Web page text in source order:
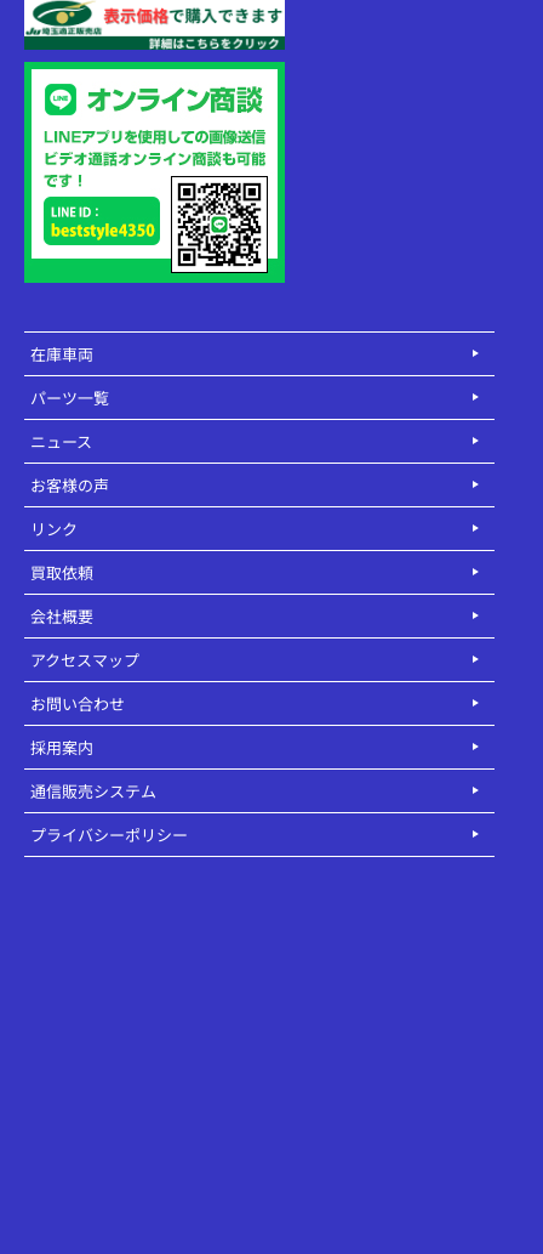
在庫車両
パーツ一覧
ニュース
お客様の声
リンク
買取依頼
会社概要
アクセスマップ
お問い合わせ
採用案内
通信販売システム
プライバシーポリシー